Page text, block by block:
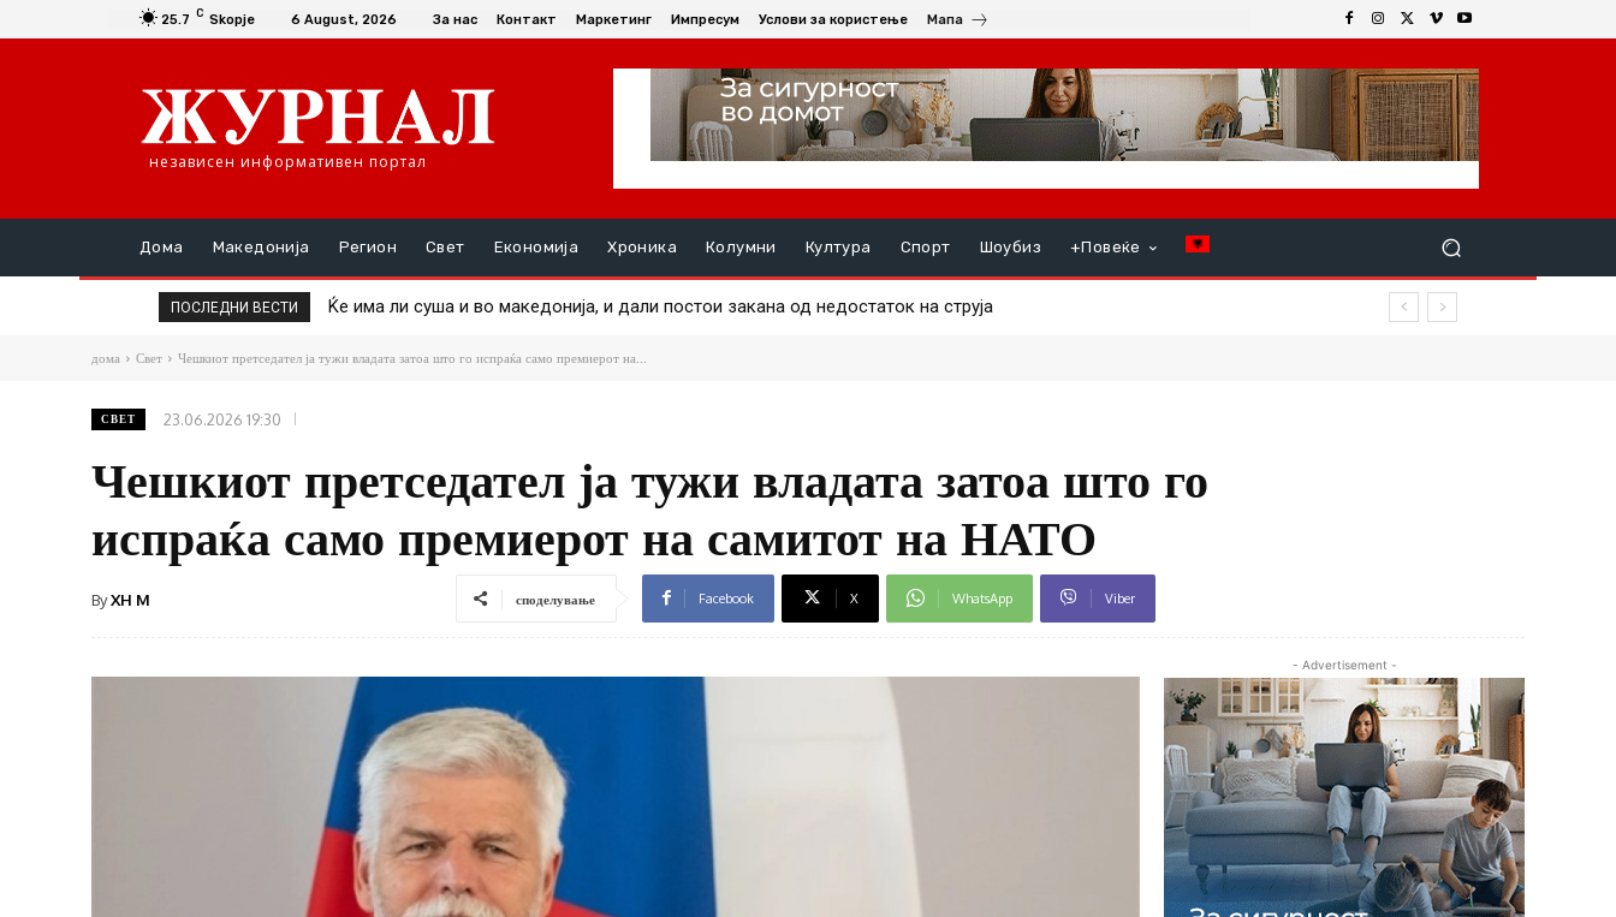
25.7 C Skopje 6 August, 2026 За нас Контакт Маркетинг Импресум Услови за користење Мапа
независен информативен портал
Дома Македонија Регион Свет Економија Хроника Колумни Култура Спорт Шоубиз +Повеќе
ПОСЛЕДНИ ВЕСТИ Ќе има ли суша и во македонија, и дали постои закана од недостаток на струја
Пекол во Србија: Изгоре маж во еден од пожарите
дома Свет Чешкиот претседател ја тужи владата затоа што го испраќа само премиерот на...
СВЕТ 23.06.2026 19:30
Чешкиот претседател ја тужи владата затоа што го
испраќа само премиерот на самитот на НАТО
ByXH M споделување Facebook X WhatsApp Viber
- Advertisement -